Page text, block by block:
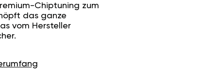
Chiptuning zum
das ganze
vom Hersteller